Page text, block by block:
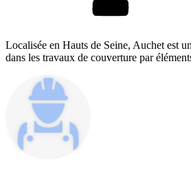
Localisée en Hauts de Seine, Auchet est
dans les travaux de couverture par